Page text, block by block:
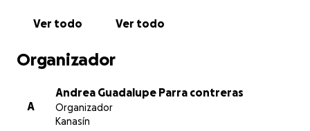
Ver todo Ver todo
Organizador
A
Andrea Guadalupe Parra contreras
Organizador
Kanasín